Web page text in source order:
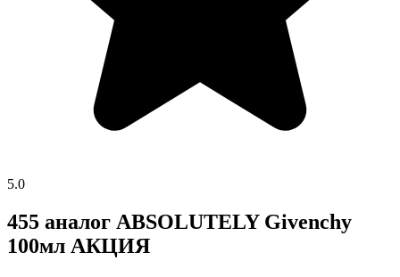
5.0
455 аналог ABSOLUTELY Givenchy
100мл АКЦИЯ